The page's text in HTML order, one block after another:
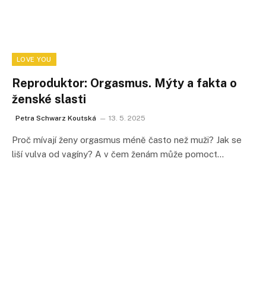
LOVE YOU
Reproduktor: Orgasmus. Mýty a fakta o
ženské slasti
Petra Schwarz Koutská 13. 5. 2025
Proč mívají ženy orgasmus méně často než muži? Jak se
liší vulva od vagíny? A v čem ženám může pomoct…